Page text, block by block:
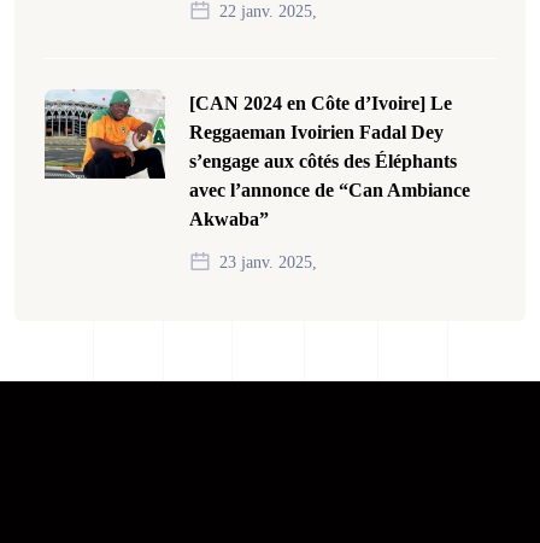
22 janv. 2025,
[CAN 2024 en Côte d’Ivoire] Le
Reggaeman Ivoirien Fadal Dey
s’engage aux côtés des Éléphants
avec l’annonce de “Can Ambiance
Akwaba”
23 janv. 2025,